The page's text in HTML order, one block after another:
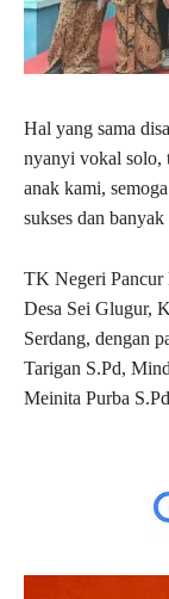
Hal yang sama
nyanyi vokal solo,
anak kami,
sukses dan
TK Negeri Pancur
Desa Sei Glugur,
Serdang, dengan
Tarigan S.Pd,
Meinita Purba